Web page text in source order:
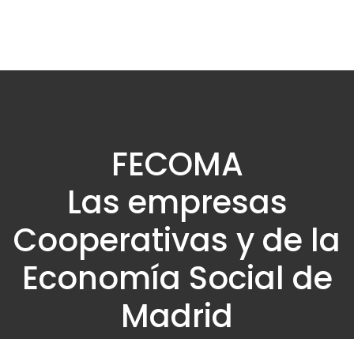
FECOMA
Las empresas
Cooperativas y de la
Economía Social de
Madrid